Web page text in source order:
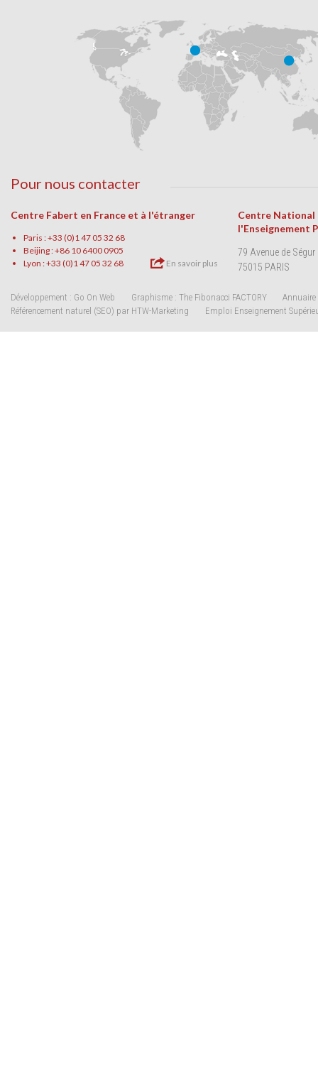
Pour nous contacter
Centre Fabert en France et à l'étranger
Paris : +33 (0)1 47 05 32 68
Beijing : +86 10 6400 0905
Lyon : +33 (0)1 47 05 32 68
En savoir plus
Centre National
l'Enseignement
79 Avenue de Ségur
75015 PARIS
Développement : Go On Web Graphisme : The Fibonacci FACTORY
Annuaire
Référencement naturel (SEO) par HTW-Marketing
Emploi Enseignement